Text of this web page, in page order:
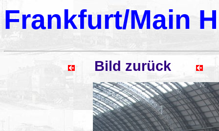
Frankfurt/Main
Bild zurück